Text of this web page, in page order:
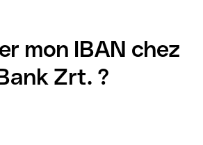
mon IBAN chez
Zrt. ?